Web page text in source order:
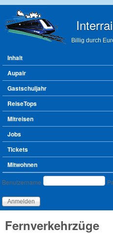
Billig durch
Hauptmenü
Inhalt
Aupair
Gastschuljahr
ReiseTops
Mitreisen
Jobs
Tickets
Mitwohnen
Benutzeranmeldung
Benutzername
Fernverkehrzüge